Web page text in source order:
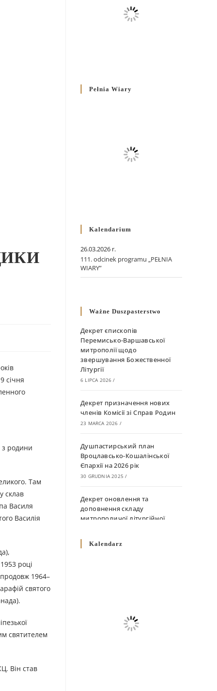
січня
з родини
Там
склав
Василя
Василія
році
1964–
святого
святителем
Він став
Pełnia Wiary
Kalendarium
26.03.2026 r.
111. odcinek programu „PEŁNIA
WIARY”
Ważne Duszpasterstwo
Декрет єпископів
Перемисько-Варшавської
митрополії щодо
звершування Божественної
Літургії
6 LIPCA 2026 /
Декрет призначення нових
членів Комісії зі Справ Родин
23 MARCA 2026 /
Душпастирський план
Вроцлавсько-Кошалінської
Єпархії на 2026 рік
30 GRUDNIA 2025 /
Декрет оновлення та
доповнення складу
митрополичої літургійної
10 GRUDNIA 2025
Декрет про відзначення
Великодня і всіх рухомих
Kalendarz